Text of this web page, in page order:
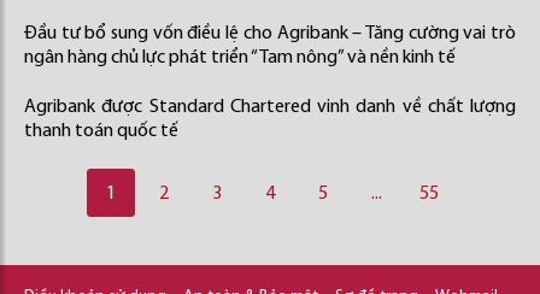
Đầu tư bổ sung vốn điều lệ cho Agribank – Tăng cường vai trò
ngân hàng chủ lực phát triển “Tam nông” và nền kinh tế
Agribank được Standard Chartered vinh danh về chất lượng
thanh toán quốc tế
1 2 3 4 5 ... 55